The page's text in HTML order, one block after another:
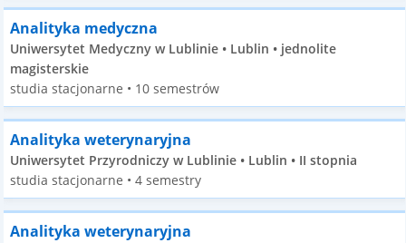
Analityka medyczna
Uniwersytet Medyczny w Lublinie • Lublin • jednolite
magisterskie
studia stacjonarne • 10 semestrów
Analityka weterynaryjna
Uniwersytet Przyrodniczy w Lublinie • Lublin • II stopnia
studia stacjonarne • 4 semestry
Analityka weterynaryjna